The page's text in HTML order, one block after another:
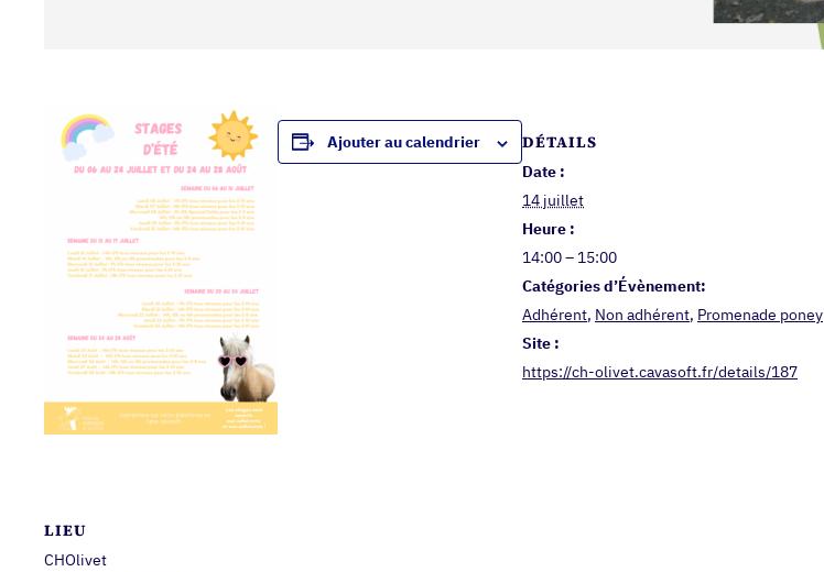
Ajouter au calendrier DÉTAILS
Date :
14 juillet
Heure :
14:00 – 15:00
Catégories d’Évènement:
Adhérent, Non adhérent, Promenade poney
Site :
https://ch-olivet.cavasoft.fr/details/187
LIEU
CHOlivet